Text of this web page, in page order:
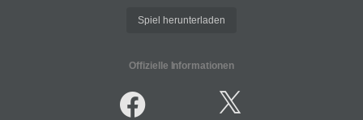
Spiel herunterladen
Offizielle Informationen